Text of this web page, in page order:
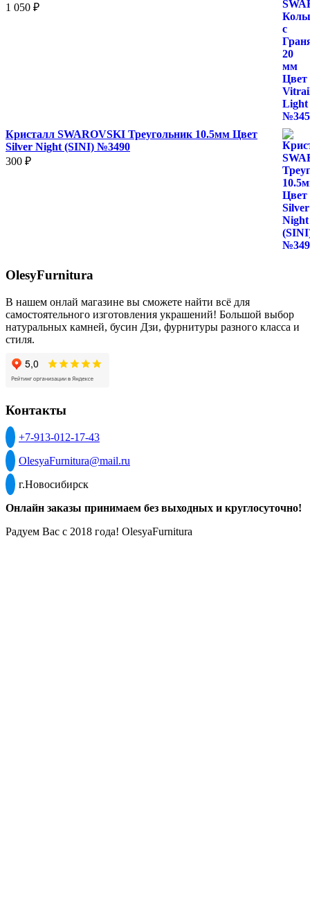
1 050 ₽
Кристалл SWAROVSKI Треугольник 10.5мм Цвет
Silver Night (SINI) №3490
300 ₽
OlesyFurnitura
В нашем онлай магазине вы сможете найти всё для
самостоятельного изготовления украшений! Большой выбор
натуральных камней, бусин Дзи, фурнитуры разного класса и
стиля.
Контакты
+7-913-012-17-43
OlesyaFurnitura@mail.ru
г.Новосибирск
Онлайн заказы принимаем без выходных и круглосуточно!
Радуем Вас с 2018 года! OlesyaFurnitura